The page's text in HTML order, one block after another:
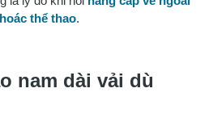
thể thao.
nam dài vải dù